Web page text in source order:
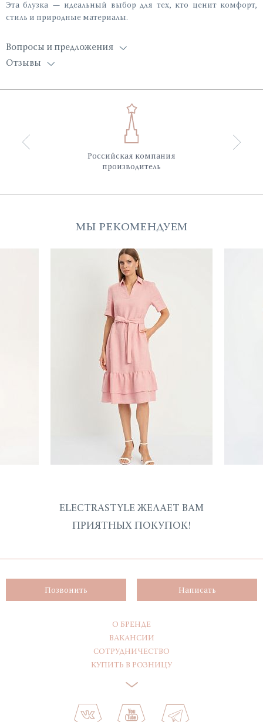
Эта блузка — идеальный выбор для тех, кто ценит комфорт,
стиль и природные материалы.
Вопросы и предложения
Отзывы
Российская компания
производитель
МЫ РЕКОМЕНДУЕМ
ELECTRASTYLE ЖЕЛАЕТ ВАМ
ПРИЯТНЫХ ПОКУПОК!
Позвонить Написать
О БРЕНДЕ
ВАКАНСИИ
СОТРУДНИЧЕСТВО
КУПИТЬ В РОЗНИЦУ